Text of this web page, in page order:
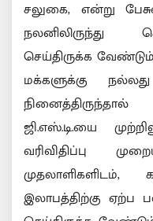
சலுகை, என்று
நலனிலிருந்து
செய்திருக்க
மக்களுக்கு
ஜி.எஸ்.டி.யை
வரிவிதிப்பு
முதலாளிகளிடம்,
இலாபத்திற்கு ஏற்ப